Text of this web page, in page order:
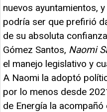
nuevos ayuntamientos,
podría ser que prefirió
de su absoluta
Gómez Santos, Naomi
el manejo legislativo y
A Naomi la adoptó
por lo menos desde
de Energía la